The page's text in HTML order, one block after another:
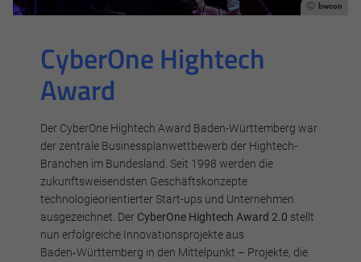
bwcon
CyberOne Hightech
Award
Der CyberOne Hightech Award Baden-Württemberg war
der zentrale Businessplanwettbewerb der Hightech-
Branchen im Bundesland. Seit 1998 werden die
zukunftsweisendsten Geschäftskonzepte
technologieorientierter Start-ups und Unternehmen
ausgezeichnet. Der CyberOne Hightech Award 2.0 stellt
nun erfolgreiche Innovationsprojekte aus
Baden‑Württemberg in den Mittelpunkt – Projekte, die